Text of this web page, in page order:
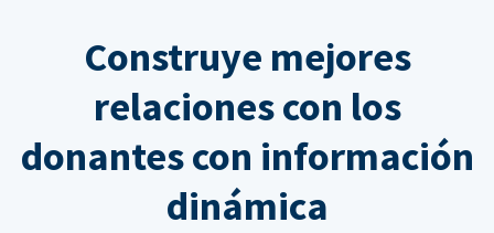
Construye mejores
relaciones con los
donantes con información
dinámica